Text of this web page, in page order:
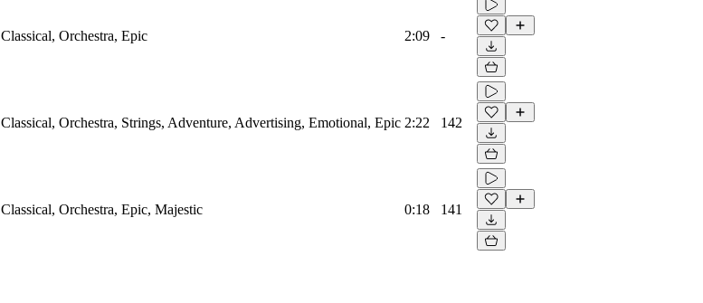
Classical, Orchestra, Epic 2:09 -
Classical, Orchestra, Strings, Adventure, Advertising, Emotional, Epic 2:22 142
Classical, Orchestra, Epic, Majestic 0:18 141